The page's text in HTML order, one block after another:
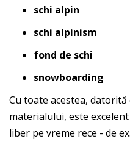
schi alpin
schi alpinism
fond de schi
snowboarding
Cu toate acestea,
materialului, este
liber pe vreme rece - de